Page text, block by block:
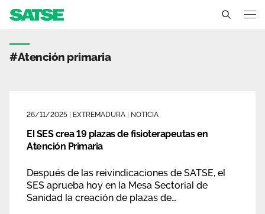
Delegados Sindicales
Transparencia
Ámbitos de negociación
Qué ofrecemos
Servicios
Actualidad
Temas
Extremadura
Contáctanos
Etiqueta - Extremadura
#atención primaria
26/11/2025 EXTREMADURA NOTICIA
El SES crea 19 plazas de fisioterapeutas en
Atención Primaria
Después de las reivindicaciones de SATSE, el
SES aprueba hoy en la Mesa Sectorial de
Sanidad la creación de plazas de